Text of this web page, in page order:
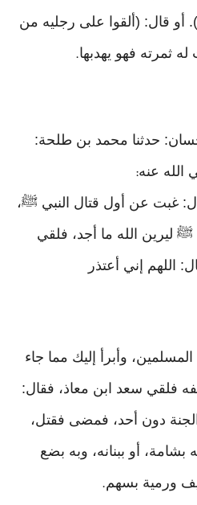
أو قال: (ألقوا على رجليه من
ثمرته فهو يهدبها.
حدثنا محمد بن طلحة:
عنه:
غبت عن أول قتال النبي ﷺ،
ﷺ ليرين الله ما أجد، فلقي
اللهم إني أعتذر
وأبرأ إليك مما جاء
فلقي سعد ابن معاذ، فقال:
دون أحد، فمضى فقتل،
أو ببنانه، وبه بضع
ورمية بسهم.